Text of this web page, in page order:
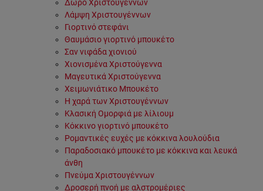
Δώρο Χριστουγέννων
Λάμψη Χριστουγέννων
Γιορτινό στεφάνι
Θαυμάσιο γιορτινό μπουκέτο
Σαν νιφάδα χιονιού
Χιονισμένα Χριστούγεννα
Μαγευτικά Χριστούγεννα
Χειμωνιάτικο Μπουκέτο
Η χαρά των Χριστουγέννων
Κλασική Ομορφιά με λίλιουμ
Κόκκινο γιορτινό μπουκέτο
Ρομαντικές ευχές με κόκκινα λουλούδια
Παραδοσιακό μπουκέτο με κόκκινα και λευκά
άνθη
Πνεύμα Χριστουγέννων
Δροσερή πνοή με αλστρομέριες